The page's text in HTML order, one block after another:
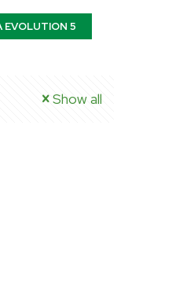
EVOLUTION 5
Show all